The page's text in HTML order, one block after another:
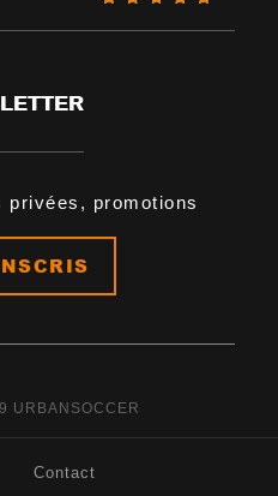
privées, promotions
URBANSOCCER
Contact